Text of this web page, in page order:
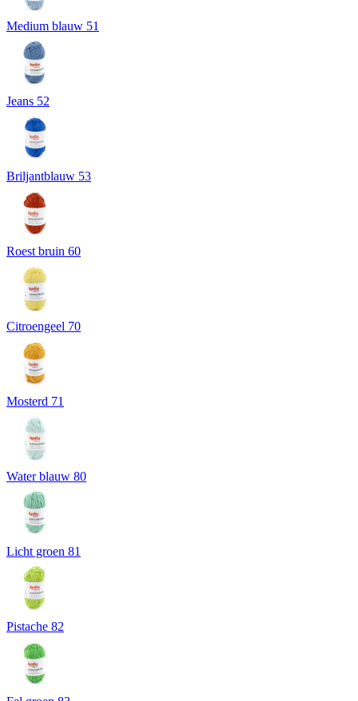
Medium blauw 51
Jeans 52
Briljantblauw 53
Roest bruin 60
Citroengeel 70
Mosterd 71
Water blauw 80
Licht groen 81
Pistache 82